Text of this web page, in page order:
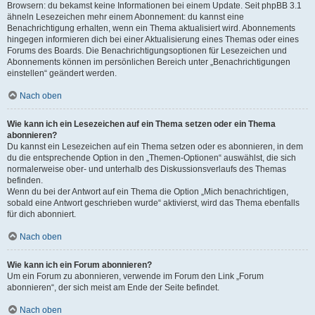
Browsern: du bekamst keine Informationen bei einem Update. Seit phpBB 3.1
ähneln Lesezeichen mehr einem Abonnement: du kannst eine
Benachrichtigung erhalten, wenn ein Thema aktualisiert wird. Abonnements
hingegen informieren dich bei einer Aktualisierung eines Themas oder eines
Forums des Boards. Die Benachrichtigungsoptionen für Lesezeichen und
Abonnements können im persönlichen Bereich unter „Benachrichtigungen
einstellen“ geändert werden.
Nach oben
Wie kann ich ein Lesezeichen auf ein Thema setzen oder ein Thema
abonnieren?
Du kannst ein Lesezeichen auf ein Thema setzen oder es abonnieren, in dem
du die entsprechende Option in den „Themen-Optionen“ auswählst, die sich
normalerweise ober- und unterhalb des Diskussionsverlaufs des Themas
befinden.
Wenn du bei der Antwort auf ein Thema die Option „Mich benachrichtigen,
sobald eine Antwort geschrieben wurde“ aktivierst, wird das Thema ebenfalls
für dich abonniert.
Nach oben
Wie kann ich ein Forum abonnieren?
Um ein Forum zu abonnieren, verwende im Forum den Link „Forum
abonnieren“, der sich meist am Ende der Seite befindet.
Nach oben